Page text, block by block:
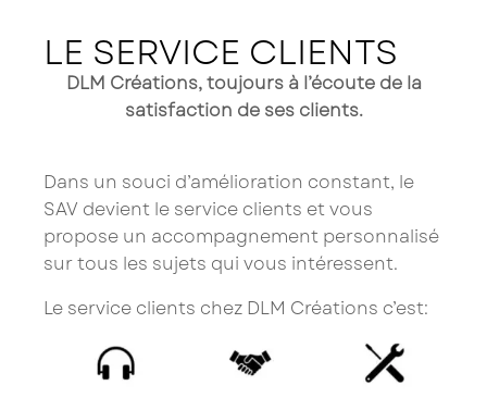
LE SERVICE CLIENTS
DLM Créations, toujours à l’écoute de la
satisfaction de ses clients.
Dans un souci d’amélioration constant, le
SAV devient le service clients et vous
propose un accompagnement personnalisé
sur tous les sujets qui vous intéressent.
Le service clients chez DLM Créations c’est: